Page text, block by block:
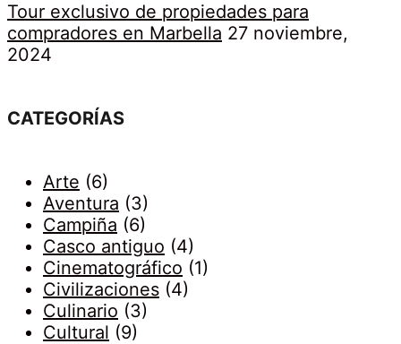
Tour exclusivo de propiedades para
compradores en Marbella 27 noviembre,
2024
CATEGORÍAS
Arte (6)
Aventura (3)
Campiña (6)
Casco antiguo (4)
Cinematográfico (1)
Civilizaciones (4)
Culinario (3)
Cultural (9)